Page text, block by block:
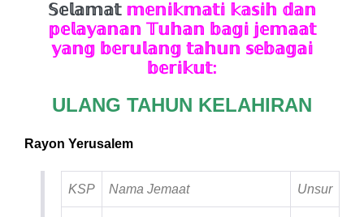
𝕊𝕖𝕝𝕒𝕞𝕒𝕥𝕞𝕖𝕟𝕚𝕜𝕞𝕒𝕥𝕚 𝕜𝕒𝕤𝕚𝕙 𝕕𝕒𝕟
𝕡𝕖𝕝𝕒𝕪𝕒𝕟𝕒𝕟 𝕋𝕦𝕙𝕒𝕟 𝕓𝕒𝕘𝕚 𝕛𝕖𝕞𝕒𝕒𝕥
𝕪𝕒𝕟𝕘 𝕓𝕖𝕣𝕦𝕝𝕒𝕟𝕘 𝕥𝕒𝕙𝕦𝕟 𝕤𝕖𝕓𝕒𝕘𝕒𝕚
𝕓𝕖𝕣𝕚𝕜𝕦𝕥:
ULANG TAHUN KELAHIRAN
Rayon Yerusalem
KSP Nama Jemaat Unsur